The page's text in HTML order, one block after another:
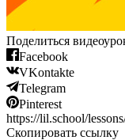
Поделиться
Facebook
VKontakte
Telegram
Pinterest
https://lil.school/
Скопировать ссылку